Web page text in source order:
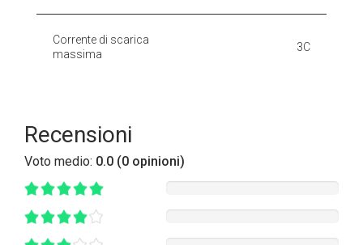
Corrente di scarica
massima
3C
Recensioni
Voto medio: 0.0 (0 opinioni)